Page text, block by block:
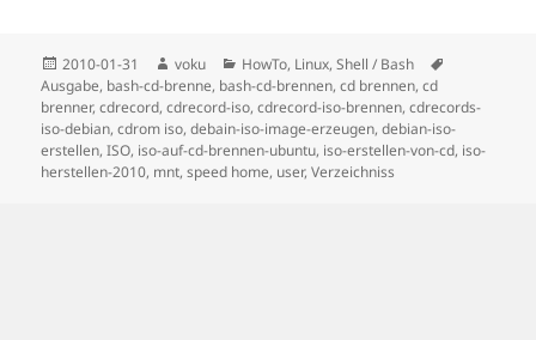
Posted
on
2010-01-31 Author
voku Categories
HowTo, Linux,Shell / Bash
Ausgabe, bash-cd-brenne, bash-cd-brennen,cd brennen,cd
brenner,cdrecord,cdrecord-iso,cdrecord-iso-brennen,cdrecords-
iso-debian,cdrom iso,debain-iso-image-erzeugen,debian-iso-
erstellen,ISO, iso-auf-cd-brennen-ubuntu, iso-erstellen-von-cd, iso-
herstellen-2010, mnt,speed home, user,Verzeichniss